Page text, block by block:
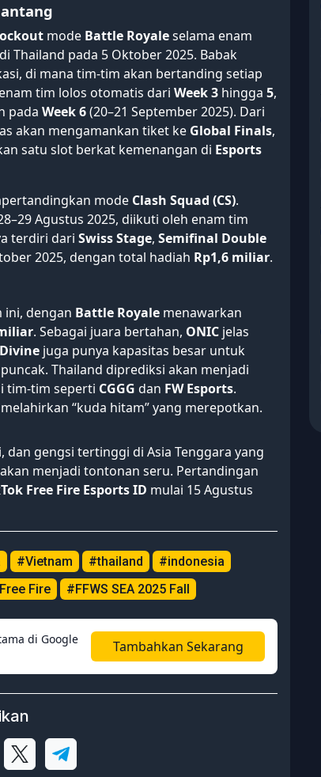
mode Battle Royaleselama enam
di Thailand pada 5 Oktober 2025. Babak
di mana tim-tim akan bertanding setiap
tim lolos otomatis dari Week 3 hingga 5,
pada Week 6(20–21 September 2025). Dari
akan mengamankan tiket ke Global Finals,
satu slot berkat kemenangan di Esports
mode Clash Squad (CS).
Agustus 2025, diikuti oleh enam tim
terdiri dari Swiss Stage, Semifinal Double
2025, dengan total hadiah Rp1,6 miliar.
dengan Battle Royale menawarkan
. Sebagai juara bertahan, ONIC jelas
Divine juga punya kapasitas besar untuk
Thailand diprediksi akan menjadi
tim-tim seperti CGGG dan FW Esports.
“kuda hitam” yang merepotkan.
gengsi tertinggi di Asia Tenggara yang
menjadi tontonan seru. Pertandingan
Free Fire Esports ID mulai 15 Agustus
#Vietnam #thailand
#indonesia
Fire #FFWS SEA 2025 Fall
di Google
Tambahkan Sekarang